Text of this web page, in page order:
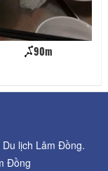
90m
lịch Lâm Đồng.
Đồng